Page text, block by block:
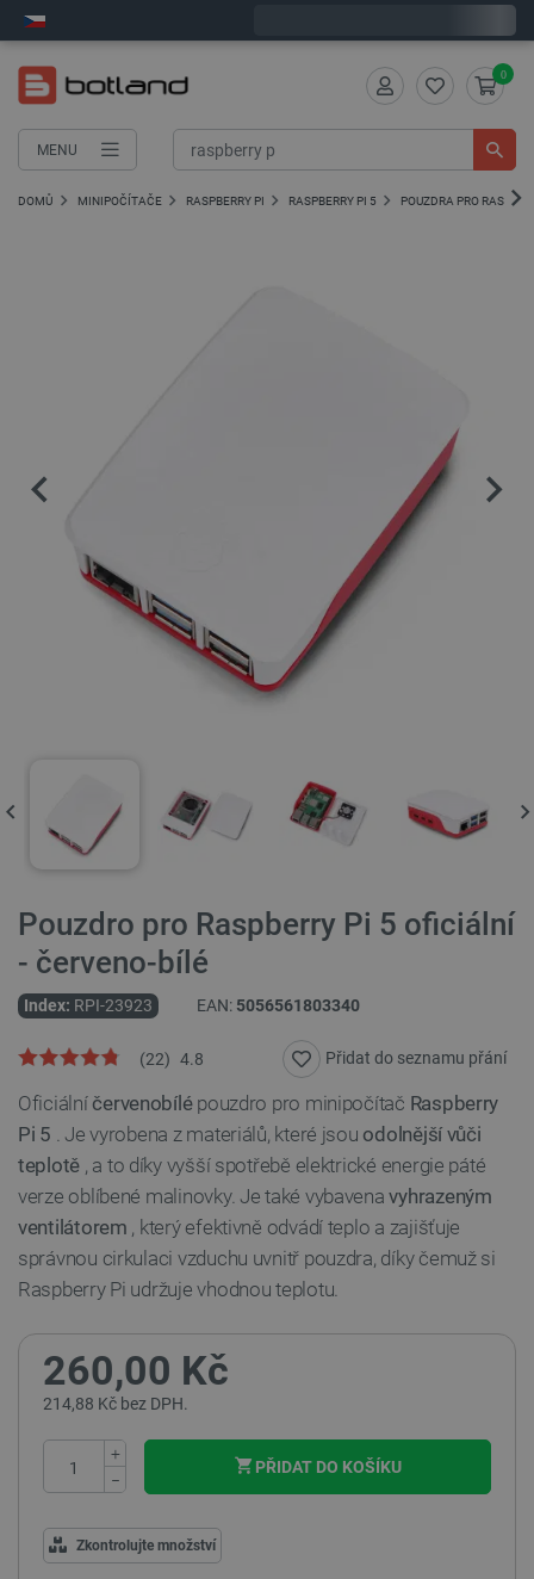
MENU
0
DOMŮ MINIPOČÍTAČE RASPBERRY PI RASPBERRY PI 5 POUZDRA PRO
Pouzdro pro Raspberry Pi 5 oficiální
- červeno-bílé
Index: RPI-23923 EAN: 5056561803340
4.8
(22) Přidat do seznamu přání
Oficiální červenobílépouzdro pro minipočítač Raspberry
Pi 5 . Je vyrobena z materiálů, které jsou odolnější vůči
teplotě , a to díky vyšší spotřebě elektrické energie páté
verze oblíbené malinovky. Je také vybavenavyhrazeným
ventilátorem , který efektivně odvádí teplo a zajišťuje
správnou cirkulaci vzduchu uvnitř pouzdra, díky čemuž si
Raspberry Pi udržuje vhodnou teplotu.
260,00 Kč
214,88 Kč bez DPH.
+
−
PŘIDAT DO KOŠÍKU
Zkontrolujte množství